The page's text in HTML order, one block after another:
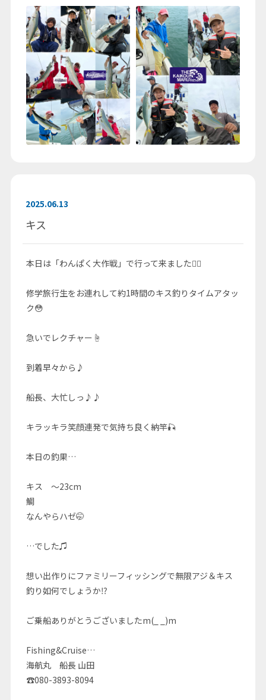
2025.06.13
キス
本日は「わんぱく大作戦」で行って来ました🚣‍♀️
修学旅行生をお連れして約1時間のキス釣りタイムアタッ
ク😳
急いでレクチャー☝️
到着早々から♪
船長、大忙しっ♪♪
キラッキラ笑顔連発で気持ち良く納竿🎣
本日の釣果…
キス 〜23cm
鯛
なんやらハゼ🤭
…でした♫
想い出作りにファミリーフィッシングで無限アジ＆キス
釣り如何でしょうか⁉️
ご乗船ありがとうございましたm(_ _)m
Fishing&Cruise…
海航丸 船長 山田
☎080-3893-8094